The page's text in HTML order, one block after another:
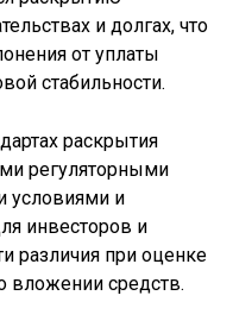
и долгах, что
от уплаты
стабильности.
раскрытия
регуляторными
условиями и
инвесторов и
различия при оценке
вложении средств.